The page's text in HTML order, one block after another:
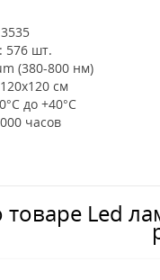
576 шт.
(380-800 нм)
см
до +40°C
часов
Led